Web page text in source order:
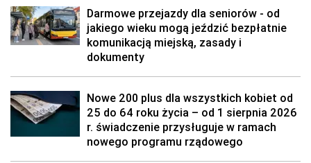
Darmowe przejazdy dla seniorów - od
jakiego wieku mogą jeździć bezpłatnie
komunikacją miejską, zasady i
dokumenty
Nowe 200 plus dla wszystkich kobiet od
25 do 64 roku życia – od 1 sierpnia 2026
r. świadczenie przysługuje w ramach
nowego programu rządowego